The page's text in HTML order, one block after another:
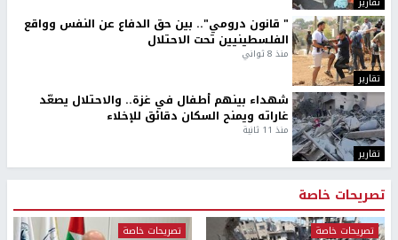
تقارير
" قانون درومي".. بين حق الدفاع عن النفس وواقع
الفلسطينيين تحت الاحتلال
منذ 8 ثواني
تقارير
شهداء بينهم أطفال في غزة.. والاحتلال يصعّد
غاراته ويمنح السكان دقائق للإخلاء
منذ 11 ثانية
تصريحات خاصة
تصريحات خاصة تصريحات خاصة